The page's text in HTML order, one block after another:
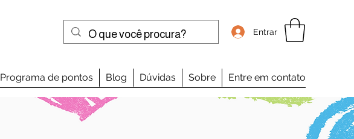
Entrar
Programa de pontos Blog Dúvidas Sobre Entre em contato